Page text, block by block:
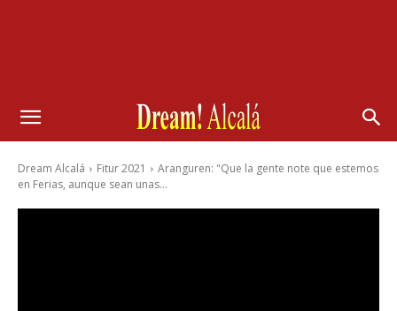
Dream Alcalá Fitur 2021
Aranguren: "Que la gente note que estemos
en Ferias, aunque sean unas...